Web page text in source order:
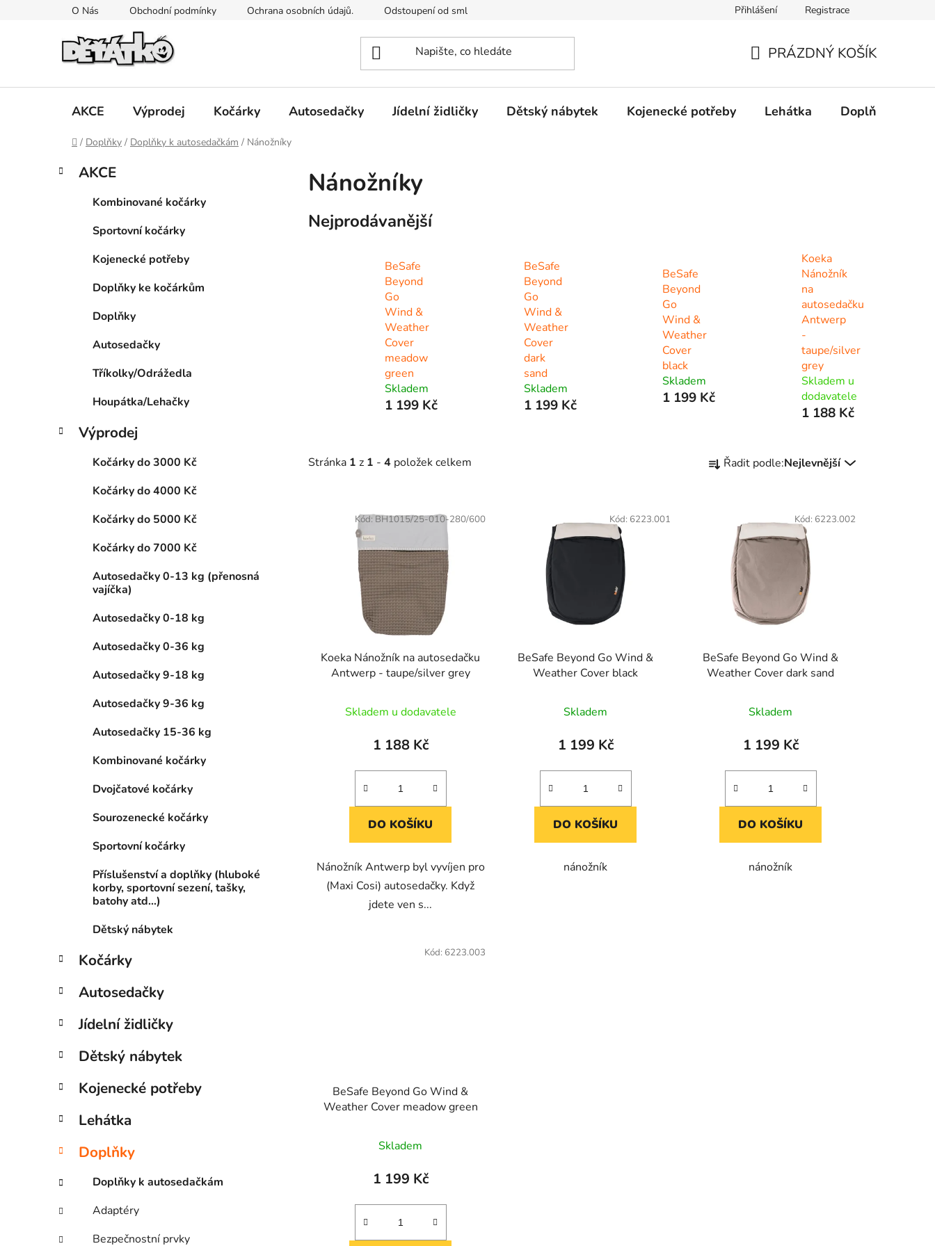
O Nás Obchodní podmínky Ochrana osobních údajů. Odstoupení od smlouvy Mimosoudní řešení spotřebitelských sporů. Prohlášení o použití cookies
Přihlášení Registrace
KOŠÍK
PRÁZDNÝ KOŠÍK
AKCE Výprodej Kočárky Autosedačky Jídelní židličky Dětský nábytek Kojenecké potřeby Lehátka Doplňky
Domů
/ Doplňky / Doplňky k autosedačkám / Nánožníky
PPřeskočit
kategorie
K
a
AKCE
Kombinované kočárky
Sportovní kočárky
Kojenecké potřeby
Doplňky ke kočárkům
Doplňky
Autosedačky
Tříkolky/Odrážedla
Houpátka/Lehačky
Výprodej
Kočárky do 3000 Kč
Kočárky do 4000 Kč
Kočárky do 5000 Kč
Kočárky do 7000 Kč
Autosedačky 0-13 kg (přenosná
vajíčka)
Autosedačky 0-18 kg
Autosedačky 0-36 kg
Autosedačky 9-18 kg
Autosedačky 9-36 kg
Autosedačky 15-36 kg
Kombinované kočárky
Dvojčatové kočárky
Sourozenecké kočárky
Sportovní kočárky
Příslušenství a doplňky (hluboké
korby, sportovní sezení, tašky,
batohy atd...)
Dětský nábytek
Kočárky
Autosedačky
Jídelní židličky
Dětský nábytek
Kojenecké potřeby
Lehátka
Doplňky
Doplňky k autosedačkám
Adaptéry
Bezpečnostní prvky
Nánožníky
Nejprodávanější
BeSafe
Beyond
Go
Wind &
Weather
Cover
meadow
green
Skladem
1 199 Kč
BeSafe
Beyond
Go
Wind &
Weather
Cover
dark
sand
Skladem
1 199 Kč
BeSafe
Beyond
Go
Wind &
Weather
Cover
black
Skladem
1 199 Kč
Koeka
Nánožník
na
autosedačku
Antwerp
-
taupe/silver
grey
Skladem u
dodavatele
1 188 Kč
Stránka 1 z 1 - 4 položek celkem
a
k
t
Řadit podle:Nejlevnější
Koeka Nánožník na autosedačku
Antwerp - taupe/silver grey
Skladem u dodavatele
1 188 Kč
DO KOŠÍKU
Nánožník Antwerp byl vyvíjen pro
(Maxi Cosi) autosedačky. Když
jdete ven s...
Kód: BH1015/25-010-280/600
BeSafe Beyond Go Wind &
Weather Cover black
Skladem
1 199 Kč
DO KOŠÍKU
nánožník
Kód: 6223.001
BeSafe Beyond Go Wind &
Weather Cover dark sand
Skladem
1 199 Kč
DO KOŠÍKU
nánožník
Kód: 6223.002
BeSafe Beyond Go Wind &
Weather Cover meadow green
Skladem
1 199 Kč
Kód: 6223.003